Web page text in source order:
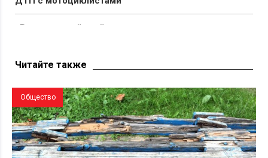
«Вымирающий край со стареющим населением».
Читайте также
Общество